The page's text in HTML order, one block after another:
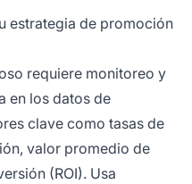
estrategia de promoción
requiere monitoreo y
en los datos de
clave como tasas de
valor promedio de
(ROI). Usa